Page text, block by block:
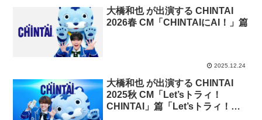
大橋和也 が出演する CHINTAI
2026春 CM「CHINTAIにAI！」篇
2025.12.24
大橋和也 が出演する CHINTAI
2025秋 CM「Let’sトラィ！
CHINTAI」篇「Let’sトラィ！